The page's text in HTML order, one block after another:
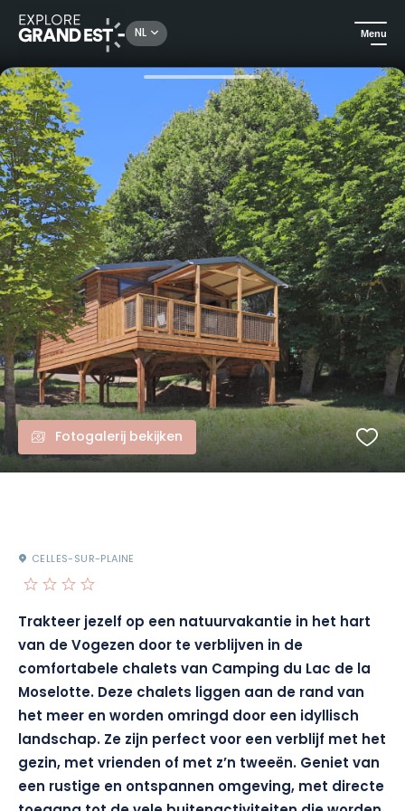
NL Menu
Kijk je ogen uit in de Grand Est Campings en huurmogelijkheden in de buitenlucht
Fotogalerij bekijken
CELLES-SUR-PLAINE
Trakteer jezelf op een natuurvakantie in het hart
van de Vogezen door te verblijven in de
comfortabele chalets van Camping du Lac de la
Moselotte. Deze chalets liggen aan de rand van
het meer en worden omringd door een idyllisch
landschap. Ze zijn perfect voor een verblijf met het
gezin, met vrienden of met z’n tweeën. Geniet van
een rustige en ontspannen omgeving, met directe